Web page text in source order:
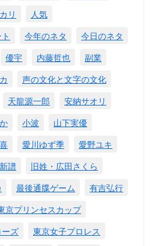
リ
人気
今年のネタ
今日のネタ
優宇 内藤哲也
副業
声の文化と文字の文化
天龍源一郎
安納サオリ
小波
山下実優
愛川ゆず季
愛野ユキ
新譜
旧姓・広田さくら
最後通牒ゲーム
有吉弘行
京プリンセスカップ
ズ
東京女子プロレス